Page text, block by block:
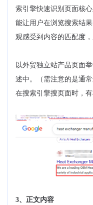
索引擎快速识别页面核
能让用户在浏览搜索结
观感受到内容的匹配度，
以外贸独立站产品页面
述中。（需注意的是通
在搜索引擎搜页面时，
3、正文内容